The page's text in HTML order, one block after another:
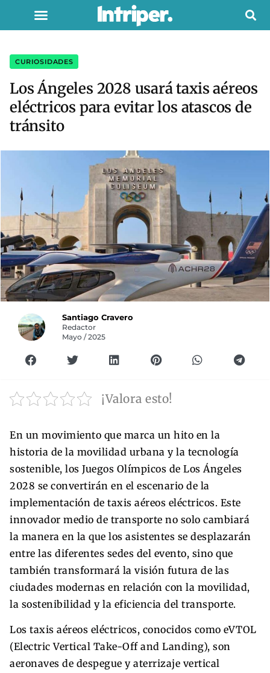
CURIOSIDADES
Los Ángeles 2028 usará taxis aéreos
eléctricos para evitar los atascos de
tránsito
Santiago Cravero
Redactor
Mayo / 2025
¡Valora esto!
En un movimiento que marca un hito en la
historia de la movilidad urbana y la tecnología
sostenible, los Juegos Olímpicos de Los Ángeles
2028 se convertirán en el escenario de la
implementación de taxis aéreos eléctricos. Este
innovador medio de transporte no solo cambiará
la manera en la que los asistentes se desplazarán
entre las diferentes sedes del evento, sino que
también transformará la visión futura de las
ciudades modernas en relación con la movilidad,
la sostenibilidad y la eficiencia del transporte.
Los taxis aéreos eléctricos, conocidos como eVTOL
(Electric Vertical Take-Off and Landing), son
aeronaves de despegue y aterrizaje vertical